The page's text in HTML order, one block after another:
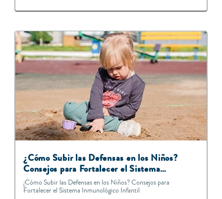
¿Cómo Subir las Defensas en los Niños?
Consejos para Fortalecer el Sistema
Inmunológico Infantil
¿Cómo Subir las Defensas en los Niños? Consejos para
Fortalecer el Sistema Inmunológico Infantil